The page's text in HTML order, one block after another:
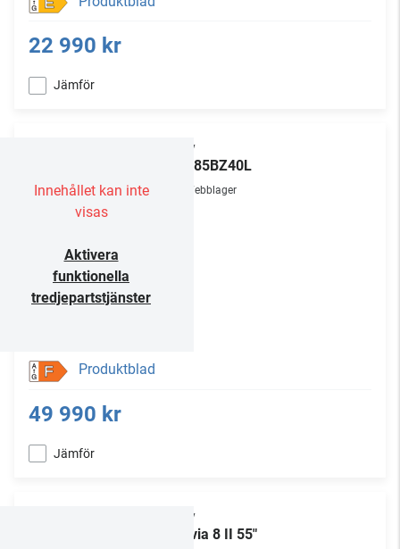
22 990 kr
Jämför
Innehållet kan inte
visas
Aktivera
funktionella
tredjepartstjänster
Sony
FW-85BZ40L
Webblager
F Produktblad
49 990 kr
Jämför
Sony
Bravia 8 II 55"